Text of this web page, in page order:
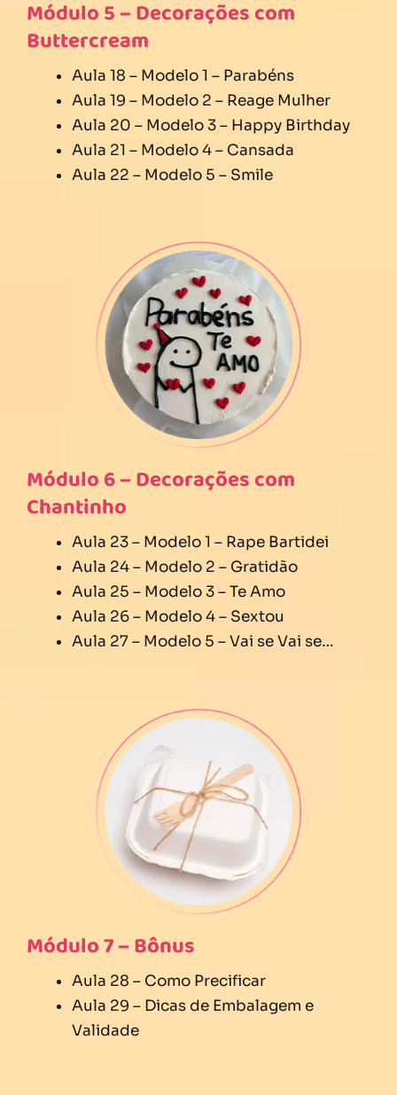
Módulo 5 – Decorações com
Buttercream
Aula 18 – Modelo 1 – Parabéns
Aula 19 – Modelo 2 – Reage Mulher
Aula 20 – Modelo 3 – Happy Birthday
Aula 21 – Modelo 4 – Cansada
Aula 22 – Modelo 5 – Smile
Módulo 6 – Decorações com
Chantinho
Aula 23 – Modelo 1 – Rape Bartidei
Aula 24 – Modelo 2 – Gratidão
Aula 25 – Modelo 3 – Te Amo
Aula 26 – Modelo 4 – Sextou
Aula 27 – Modelo 5 – Vai se Vai se…
Módulo 7 – Bônus
Aula 28 – Como Precificar
Aula 29 – Dicas de Embalagem e
Validade